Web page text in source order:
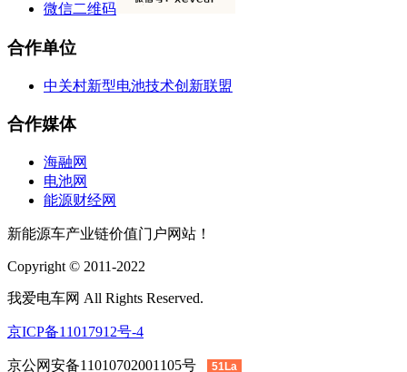
微信二维码
合作单位
中关村新型电池技术创新联盟
合作媒体
海融网
电池网
能源财经网
新能源车产业链价值门户网站！
Copyright © 2011-2022
我爱电车网 All Rights Reserved.
京ICP备11017912号-4
京公网安备11010702001105号 51La